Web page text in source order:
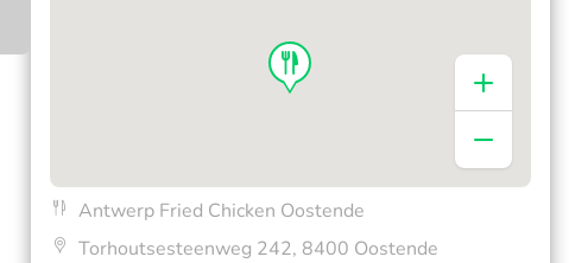
Antwerp Fried Chicken Oostende
Torhoutsesteenweg 242, 8400 Oostende